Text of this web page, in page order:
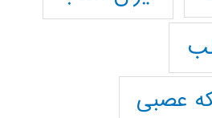
عصبی